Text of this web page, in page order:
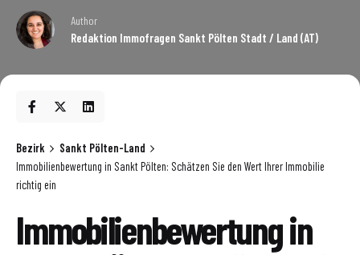
Author
Redaktion Immofragen Sankt Pölten Stadt / Land (AT)
Bezirk
Sankt Pölten-Land
Immobilienbewertung in Sankt Pölten: Schätzen Sie den Wert Ihrer Immobilie
richtig ein
Immobilienbewertung in